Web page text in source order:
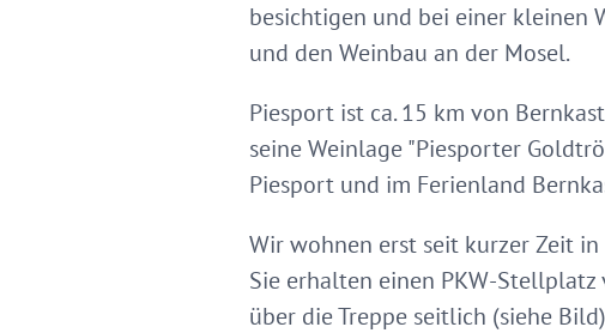
besichtigen und bei einer kleinen
und den Weinbau an der Mosel.
Piesport ist ca. 15 km von
seine Weinlage "Piesporter
Piesport und im Ferienland
Wir wohnen erst seit kurzer Zeit
Sie erhalten einen PKW-
über die Treppe seitlich (siehe